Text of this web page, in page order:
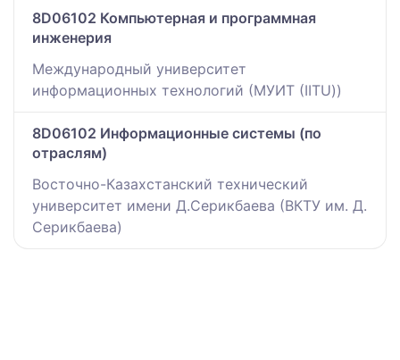
8D06102 Компьютерная и программная
инженерия
Международный университет
информационных технологий (МУИТ (IITU))
8D06102 Информационные системы (по
отраслям)
Восточно-Казахстанский технический
университет имени Д.Серикбаева (ВКТУ им. Д.
Серикбаева)